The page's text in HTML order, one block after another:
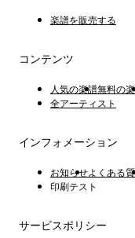
楽譜を販売する
コンテンツ
人気の楽譜無料の
全アーティスト
インフォメーション
お知らせよくある
印刷テスト
サービスポリシー